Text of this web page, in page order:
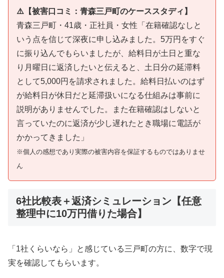
⚠️【被害口コミ：青森三戸町のケーススタディ】
青森三戸町・41歳・正社員・女性「在籍確認なしと
いう点を信じて深夜に申し込みました。5万円をすぐ
に振り込んでもらいましたが、給料日が土日と重な
り月曜日に返済したいと伝えると、土日分の延滞料
として5,000円を請求されました。給料日払いのはず
が給料日が休日だと延滞扱いになる仕組みは事前に
説明がありませんでした。また在籍確認はしないと
言っていたのに返済が少し遅れたとき職場に電話が
かかってきました」
※個人の感想であり実際の被害内容を保証するものではありませ
ん
6社比較表＋返済シミュレーション【任意
整理中に10万円借りた場合】
「1社くらいなら」と感じている三戸町の方に、数字で現
実を確認してもらいます。